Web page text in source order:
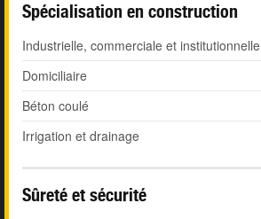
Spécialisation en construction
Industrielle, commerciale et institutionnelle
Domiciliaire
Béton coulé
Irrigation et drainage
Sûreté et sécurité